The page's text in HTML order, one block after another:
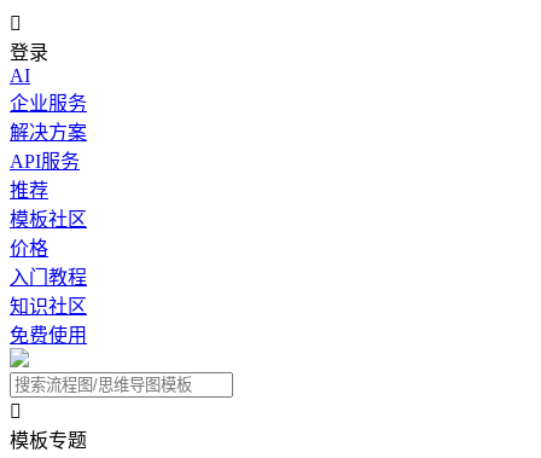

登录
AI
企业服务
解决方案
API服务
推荐
模板社区
价格
入门教程
知识社区
免费使用

模板专题